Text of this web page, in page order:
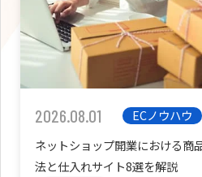
カスタマイズ
2026.08.01
ECノウハウ
ネットショップ開業における商
法と仕入れサイト8選を解説